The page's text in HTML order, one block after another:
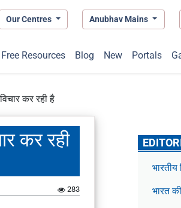
Our Centres Anubhav Mains
Free Resources Blog New Portals
कर रही है
कर रही
283 भारत